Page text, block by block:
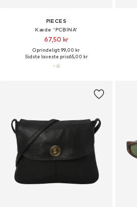
PIECES
Kæde 'PCBINA'
67,50 kr
Oprindeligt: 99,00 kr
Sidste laveste pris:65,00 kr